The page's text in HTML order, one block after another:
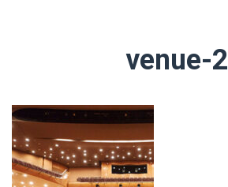
venue-2